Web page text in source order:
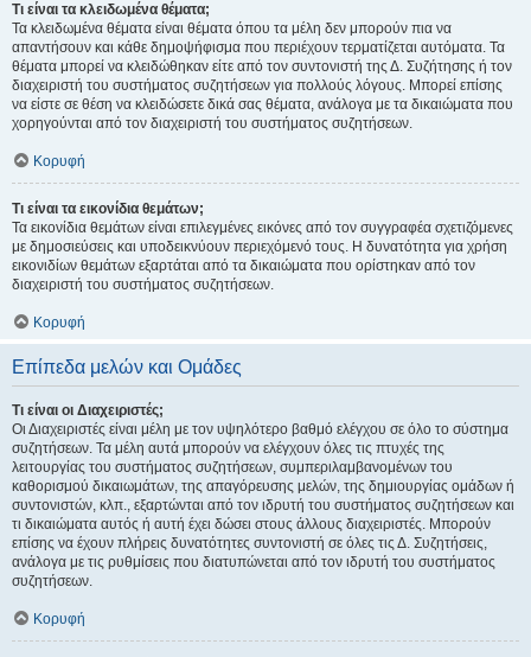
Τι είναι τα κλειδωμένα θέματα;
Τα κλειδωμένα θέματα είναι θέματα όπου τα μέλη δεν μπορούν πια να
απαντήσουν και κάθε δημοψήφισμα που περιέχουν τερματίζεται αυτόματα. Τα
θέματα μπορεί να κλειδώθηκαν είτε από τον συντονιστή της Δ. Συζήτησης ή τον
διαχειριστή του συστήματος συζητήσεων για πολλούς λόγους. Μπορεί επίσης
να είστε σε θέση να κλειδώσετε δικά σας θέματα, ανάλογα με τα δικαιώματα που
χορηγούνται από τον διαχειριστή του συστήματος συζητήσεων.
Κορυφή
Τι είναι τα εικονίδια θεμάτων;
Τα εικονίδια θεμάτων είναι επιλεγμένες εικόνες από τον συγγραφέα σχετιζόμενες
με δημοσιεύσεις και υποδεικνύουν περιεχόμενό τους. Η δυνατότητα για χρήση
εικονιδίων θεμάτων εξαρτάται από τα δικαιώματα που ορίστηκαν από τον
διαχειριστή του συστήματος συζητήσεων.
Κορυφή
Επίπεδα μελών και Ομάδες
Τι είναι οι Διαχειριστές;
Οι Διαχειριστές είναι μέλη με τον υψηλότερο βαθμό ελέγχου σε όλο το σύστημα
συζητήσεων. Τα μέλη αυτά μπορούν να ελέγχουν όλες τις πτυχές της
λειτουργίας του συστήματος συζητήσεων, συμπεριλαμβανομένων του
καθορισμού δικαιωμάτων, της απαγόρευσης μελών, της δημιουργίας ομάδων ή
συντονιστών, κλπ., εξαρτώνται από τον ιδρυτή του συστήματος συζητήσεων και
τι δικαιώματα αυτός ή αυτή έχει δώσει στους άλλους διαχειριστές. Μπορούν
επίσης να έχουν πλήρεις δυνατότητες συντονιστή σε όλες τις Δ. Συζητήσεις,
ανάλογα με τις ρυθμίσεις που διατυπώνεται από τον ιδρυτή του συστήματος
συζητήσεων.
Κορυφή